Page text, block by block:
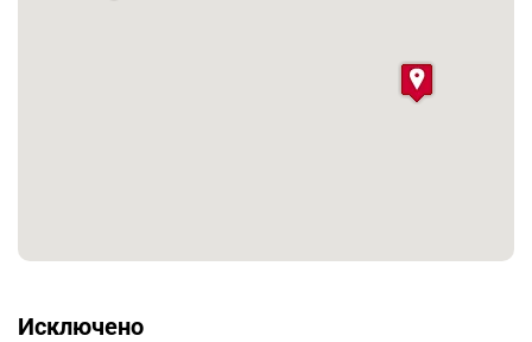
Исключено